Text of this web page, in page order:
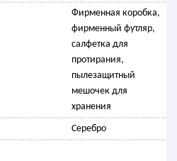
Фирменная коробка,
фирменный футляр,
салфетка для
протирания,
пылезащитный
мешочек для
хранения
Серебро